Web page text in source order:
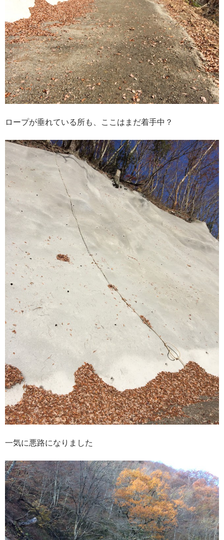
ロープが垂れている所も、ここはまだ着手中？
一気に悪路になりました